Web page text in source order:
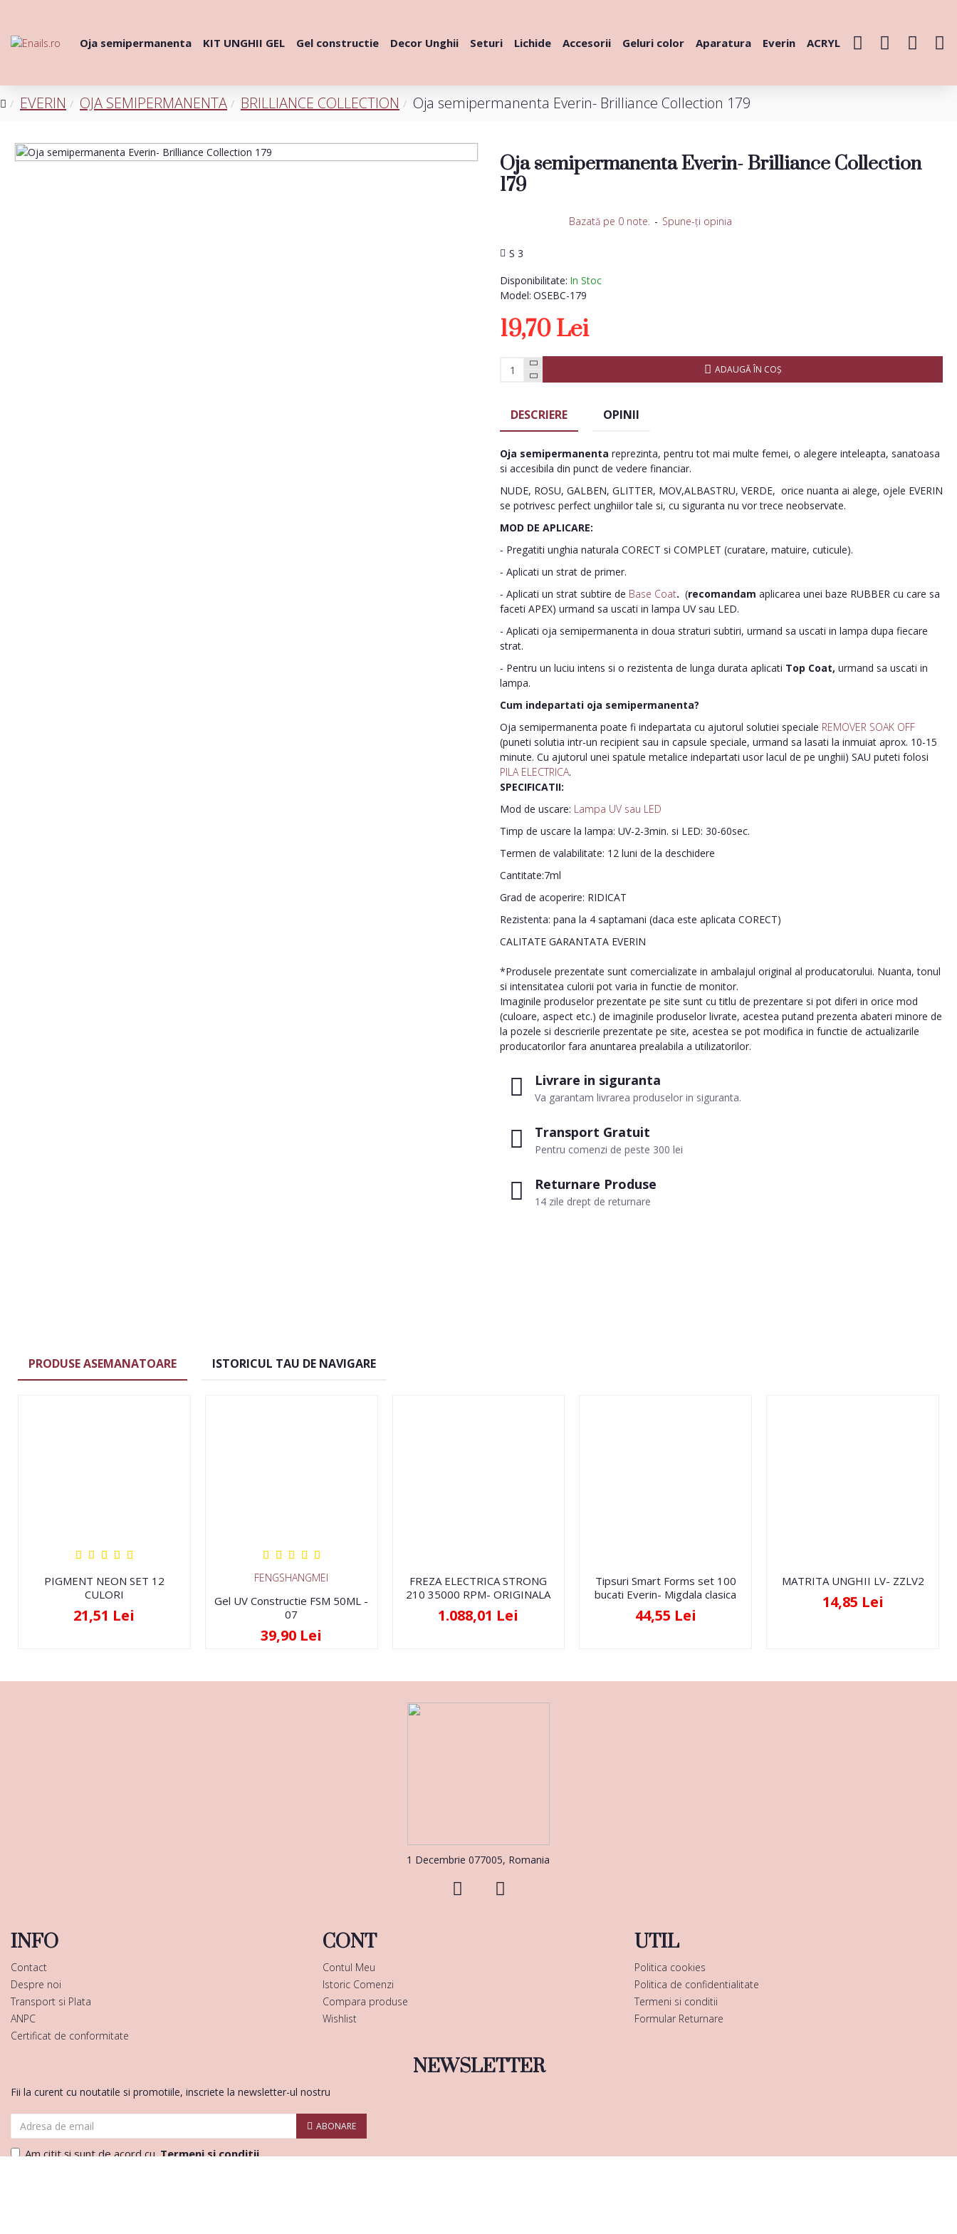
Oja semipermanenta KIT UNGHII GEL Gel constructie Decor Unghii Seturi Lichide Accesorii Geluri color Aparatura Everin ACRYL
EVERIN OJA SEMIPERMANENTA BRILLIANCE COLLECTION Oja semipermanenta Everin- Brilliance Collection 179
Oja semipermanenta Everin- Brilliance Collection
179
Disponibilitate: In Stoc
Model: OSEBC-179
S 3
Bazată pe 0 note. - Spune-ţi opinia
19,70 Lei
ADAUGĂ ÎN COŞ
Livrare in siguranta
Va garantam livrarea produselor in siguranta.
Transport Gratuit
Pentru comenzi de peste 300 lei
Returnare Produse
14 zile drept de returnare
DESCRIERE OPINII
Oja semipermanenta reprezinta, pentru tot mai multe femei, o alegere inteleapta, sanatoasa
si accesibila din punct de vedere financiar.
NUDE, ROSU, GALBEN, GLITTER, MOV,ALBASTRU, VERDE, orice nuanta ai alege, ojele EVERIN
se potrivesc perfect unghiilor tale si, cu siguranta nu vor trece neobservate.
MOD DE APLICARE:
- Pregatiti unghia naturala CORECT si COMPLET (curatare, matuire, cuticule).
- Aplicati un strat de primer.
- Aplicati un strat subtire de Base Coat. (recomandam aplicarea unei baze RUBBER cu care sa
faceti APEX) urmand sa uscati in lampa UV sau LED.
- Aplicati oja semipermanenta in doua straturi subtiri, urmand sa uscati in lampa dupa fiecare
strat.
- Pentru un luciu intens si o rezistenta de lunga durata aplicati Top Coat, urmand sa uscati in
lampa.
Cum indepartati oja semipermanenta?
Oja semipermanenta poate fi indepartata cu ajutorul solutiei speciale REMOVER SOAK OFF
(puneti solutia intr-un recipient sau in capsule speciale, urmand sa lasati la inmuiat aprox. 10-15
minute. Cu ajutorul unei spatule metalice indepartati usor lacul de pe unghii) SAU puteti folosi
PILA ELECTRICA.
SPECIFICATII:
Mod de uscare: Lampa UV sau LED
Timp de uscare la lampa: UV-2-3min. si LED: 30-60sec.
Termen de valabilitate: 12 luni de la deschidere
Cantitate:7ml
Grad de acoperire: RIDICAT
Rezistenta: pana la 4 saptamani (daca este aplicata CORECT)
CALITATE GARANTATA EVERIN
*Produsele prezentate sunt comercializate in ambalajul original al producatorului. Nuanta, tonul
si intensitatea culorii pot varia in functie de monitor.
Imaginile produselor prezentate pe site sunt cu titlu de prezentare si pot diferi in orice mod
(culoare, aspect etc.) de imaginile produselor livrate, acestea putand prezenta abateri minore de
la pozele si descrierile prezentate pe site, acestea se pot modifica in functie de actualizarile
producatorilor fara anuntarea prealabila a utilizatorilor.
PRODUSE ASEMANATOARE ISTORICUL TAU DE NAVIGARE
PIGMENT NEON SET 12
CULORI
21,51 Lei
FENGSHANGMEI
Gel UV Constructie FSM 50ML -
07
39,90 Lei
FREZA ELECTRICA STRONG
210 35000 RPM- ORIGINALA
1.088,01 Lei
Tipsuri Smart Forms set 100
bucati Everin- Migdala clasica
44,55 Lei
MATRITA UNGHII LV- ZZLV2
14,85 Lei
1 Decembrie 077005, Romania
INFO
Contact
Despre noi
Transport si Plata
ANPC
Certificat de conformitate
CONT
Contul Meu
Istoric Comenzi
Compara produse
Wishlist
UTIL
Politica cookies
Politica de confidentialitate
Termeni si conditii
Formular Returnare
NEWSLETTER
Fii la curent cu noutatile si promotiile, inscriete la newsletter-ul nostru
ABONARE
Am citit şi sunt de acord cuTermeni si conditii